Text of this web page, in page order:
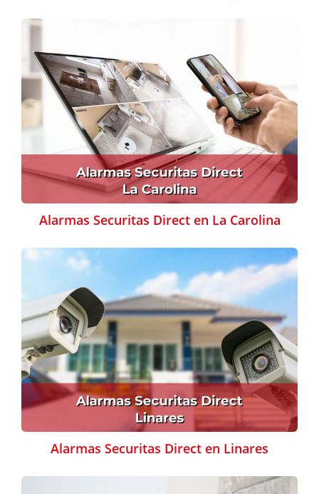
Alarmas Securitas Direct en La Carolina
Alarmas Securitas Direct en Linares